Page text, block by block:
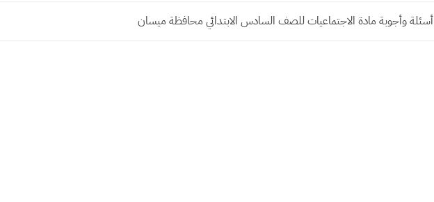
أسئلة وأجوبة مادة الاجتماعيات للصف السادس الابتدائي محافظة ميسان